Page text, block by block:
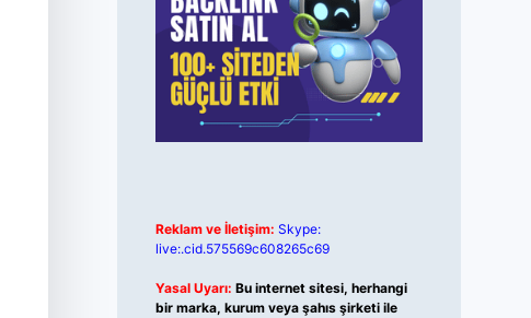
Reklam ve İletişim: Skype:
live:.cid.575569c608265c69
Yasal Uyarı: Bu internet sitesi, herhangi
bir marka, kurum veya şahıs şirketi ile